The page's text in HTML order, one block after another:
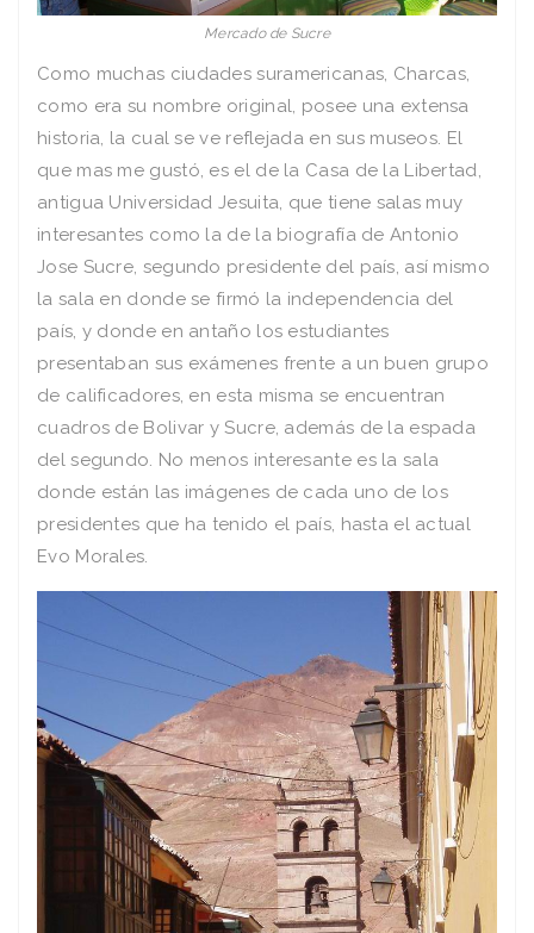
Mercado de Sucre
Como muchas ciudades suramericanas, Charcas,
como era su nombre original, posee una extensa
historia, la cual se ve reflejada en sus museos. El
que mas me gustó, es el de la Casa de la Libertad,
antigua Universidad Jesuita, que tiene salas muy
interesantes como la de la biografía de Antonio
Jose Sucre, segundo presidente del país, así mismo
la sala en donde se firmó la independencia del
país, y donde en antaño los estudiantes
presentaban sus exámenes frente a un buen grupo
de calificadores, en esta misma se encuentran
cuadros de Bolivar y Sucre, además de la espada
del segundo. No menos interesante es la sala
donde están las imágenes de cada uno de los
presidentes que ha tenido el país, hasta el actual
Evo Morales.